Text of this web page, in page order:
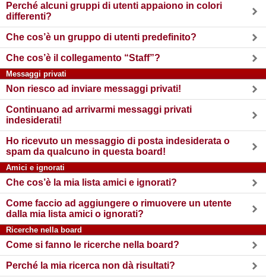
Perché alcuni gruppi di utenti appaiono in colori
differenti?
Che cos’è un gruppo di utenti predefinito?
Che cos’è il collegamento “Staff”?
Messaggi privati
Non riesco ad inviare messaggi privati!
Continuano ad arrivarmi messaggi privati
indesiderati!
Ho ricevuto un messaggio di posta indesiderata o
spam da qualcuno in questa board!
Amici e ignorati
Che cos’è la mia lista amici e ignorati?
Come faccio ad aggiungere o rimuovere un utente
dalla mia lista amici o ignorati?
Ricerche nella board
Come si fanno le ricerche nella board?
Perché la mia ricerca non dà risultati?